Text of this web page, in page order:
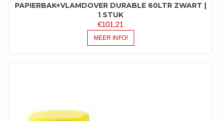
PAPIERBAK+VLAMDOVER DURABLE 60LTR ZWART |
1 STUK
€101,21
MEER INFO!